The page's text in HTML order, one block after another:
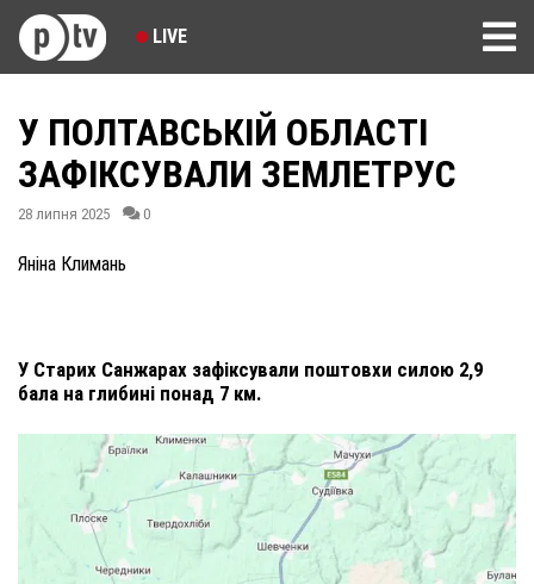
LIVE
У ПОЛТАВСЬКІЙ ОБЛАСТІ
ЗАФІКСУВАЛИ ЗЕМЛЕТРУС
28 липня 2025 0
Яніна Климань
У Старих Санжарах зафіксували поштовхи силою 2,9
бала на глибині понад 7 км.